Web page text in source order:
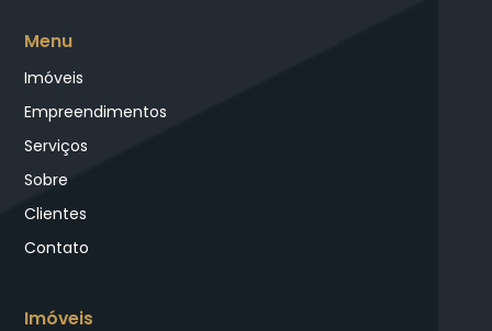
Menu
Imóveis
Empreendimentos
Serviços
Sobre
Clientes
Contato
Imóveis